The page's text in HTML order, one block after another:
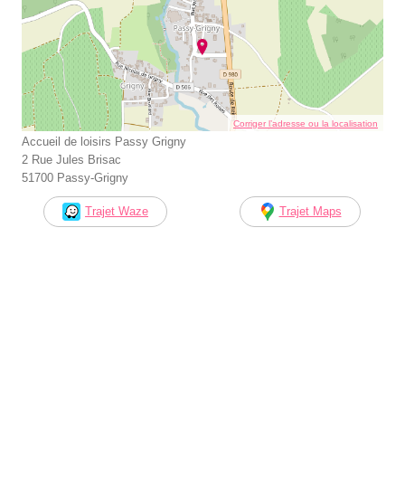
Corriger l’adresse ou la localisation
Accueil de loisirs Passy Grigny
2 Rue Jules Brisac
51700 Passy-Grigny
Trajet Waze Trajet Maps